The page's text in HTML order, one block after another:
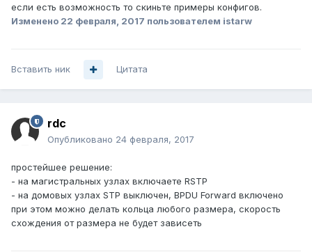
если есть возможность то скиньте примеры конфигов.
Изменено 22 февраля, 2017 пользователем istarw
Вставить ник Цитата
rdc
Опубликовано 24 февраля, 2017
простейшее решение:
- на магистральных узлах включаете RSTP
- на домовых узлах STP выключен, BPDU Forward включено
при этом можно делать кольца любого размера, скорость
схождения от размера не будет зависеть